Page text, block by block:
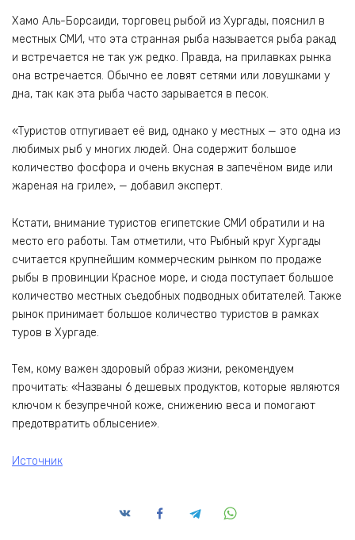
Хамо Аль-Борсаиди, торговец рыбой из Хургады, пояснил в
местных СМИ, что эта странная рыба называется рыба ракад
и встречается не так уж редко. Правда, на прилавках рынка
она встречается. Обычно ее ловят сетями или ловушками у
дна, так как эта рыба часто зарывается в песок.
«Туристов отпугивает её вид, однако у местных — это одна из
любимых рыб у многих людей. Она содержит большое
количество фосфора и очень вкусная в запечёном виде или
жареная на гриле», — добавил эксперт.
Кстати, внимание туристов египетские СМИ обратили и на
место его работы. Там отметили, что Рыбный круг Хургады
считается крупнейшим коммерческим рынком по продаже
рыбы в провинции Красное море, и сюда поступает большое
количество местных съедобных подводных обитателей. Также
рынок принимает большое количество туристов в рамках
туров в Хургаде.
Тем, кому важен здоровый образ жизни, рекомендуем
прочитать: «Названы 6 дешевых продуктов, которые являются
ключом к безупречной коже, снижению веса и помогают
предотвратить облысение».
Источник